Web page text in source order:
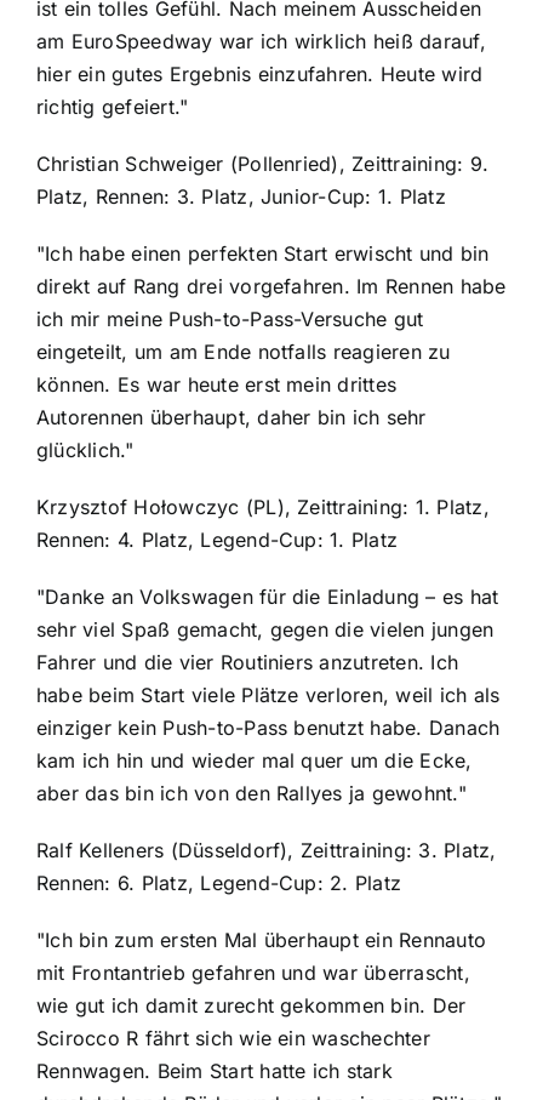
ist ein tolles Gefühl. Nach meinem Ausscheiden
am EuroSpeedway war ich wirklich heiß darauf,
hier ein gutes Ergebnis einzufahren. Heute wird
richtig gefeiert."
Christian Schweiger (Pollenried), Zeittraining: 9.
Platz, Rennen: 3. Platz, Junior-Cup: 1. Platz
"Ich habe einen perfekten Start erwischt und bin
direkt auf Rang drei vorgefahren. Im Rennen habe
ich mir meine Push-to-Pass-Versuche gut
eingeteilt, um am Ende notfalls reagieren zu
können. Es war heute erst mein drittes
Autorennen überhaupt, daher bin ich sehr
glücklich."
Krzysztof Hołowczyc (PL), Zeittraining: 1. Platz,
Rennen: 4. Platz, Legend-Cup: 1. Platz
"Danke an Volkswagen für die Einladung – es hat
sehr viel Spaß gemacht, gegen die vielen jungen
Fahrer und die vier Routiniers anzutreten. Ich
habe beim Start viele Plätze verloren, weil ich als
einziger kein Push-to-Pass benutzt habe. Danach
kam ich hin und wieder mal quer um die Ecke,
aber das bin ich von den Rallyes ja gewohnt."
Ralf Kelleners (Düsseldorf), Zeittraining: 3. Platz,
Rennen: 6. Platz, Legend-Cup: 2. Platz
"Ich bin zum ersten Mal überhaupt ein Rennauto
mit Frontantrieb gefahren und war überrascht,
wie gut ich damit zurecht gekommen bin. Der
Scirocco R fährt sich wie ein waschechter
Rennwagen. Beim Start hatte ich stark